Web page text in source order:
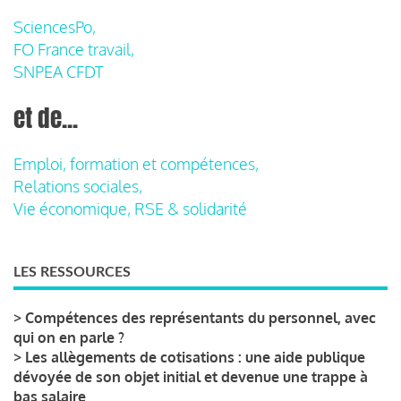
SciencesPo,
FO France travail,
SNPEA CFDT
et de...
Emploi, formation et compétences,
Relations sociales,
Vie économique, RSE & solidarité
LES RESSOURCES
> Compétences des représentants du personnel, avec
qui on en parle ?
> Les allègements de cotisations : une aide publique
dévoyée de son objet initial et devenue une trappe à
bas salaire